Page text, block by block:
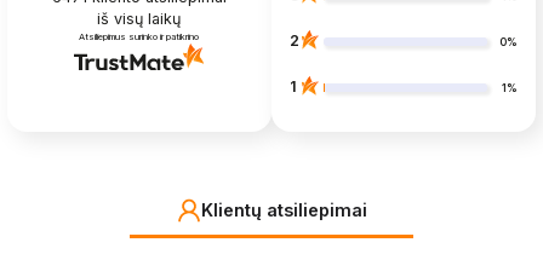
iš visų laikų
Atsiliepimus surinko ir patikrino 2 0%
1 1%
Klientų atsiliepimai